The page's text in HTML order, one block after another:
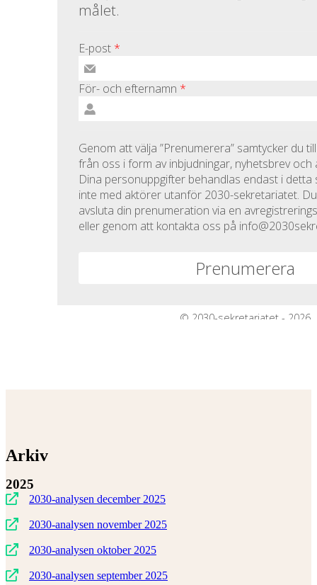
Arkiv
2025
2030-analysen december 2025
2030-analysen november2025
2030-analysen oktober 2025
2030-analysen september 2025